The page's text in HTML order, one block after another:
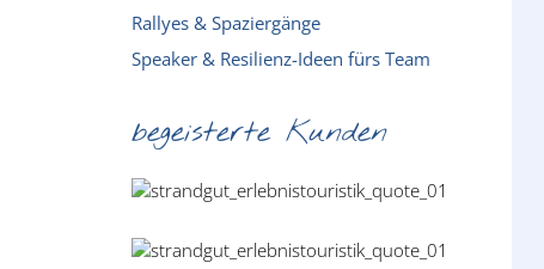
Rallyes & Spaziergänge
Speaker & Resilienz-Ideen fürs Team
begeisterte Kunden